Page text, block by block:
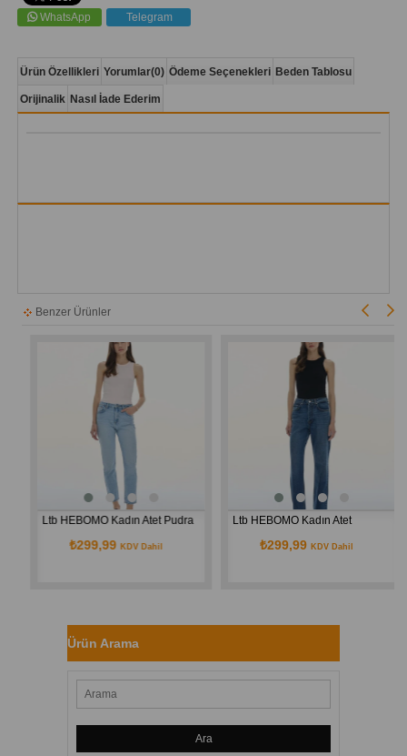
WhatsApp Telegram
Ürün Özellikleri Yorumlar(0) Ödeme Seçenekleri Beden Tablosu
Orijinalik Nasıl İade Ederim
Benzer Ürünler
Ltb HEBOMO Kadın Atet Pudra
₺299,99KDV Dahil
Ltb HEBOMO Kadın Atet
₺299,99KDV Dahil
Ürün Arama
Ara